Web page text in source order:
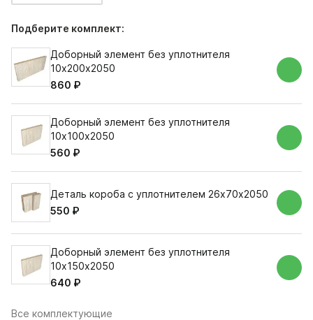
Подберите комплект:
Доборный элемент без уплотнителя
10х200х2050
860 ₽
Доборный элемент без уплотнителя
10х100х2050
560 ₽
Деталь короба с уплотнителем 26х70х2050
550 ₽
Доборный элемент без уплотнителя
10х150х2050
640 ₽
Все комплектующие